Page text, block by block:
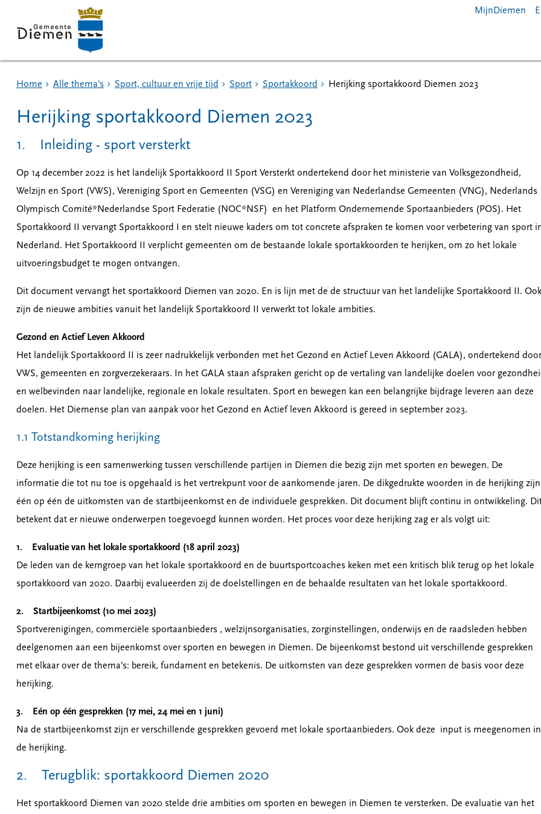
MijnDiemen
Home Alle thema's Sport, cultuur en vrije tijd Sport Sportakkoord Herijking sportakkoord Diemen 2023
Herijking sportakkoord Diemen 2023
1. Inleiding - sport versterkt
Op 14 december 2022 is het landelijk Sportakkoord II Sport Versterkt ondertekend door het ministerie van Volksgezondheid,
Welzijn en Sport (VWS), Vereniging Sport en Gemeenten (VSG) en Vereniging van Nederlandse Gemeenten (VNG), Nederlands
Olympisch Comité*Nederlandse Sport Federatie (NOC*NSF) en het Platform Ondernemende Sportaanbieders (POS). Het
Sportakkoord II vervangt Sportakkoord I en stelt nieuwe kaders om tot concrete afspraken te komen voor verbetering van sport
Nederland. Het Sportakkoord II verplicht gemeenten om de bestaande lokale sportakkoorden te herijken, om zo het lokale
uitvoeringsbudget te mogen ontvangen.
Dit document vervangt het sportakkoord Diemen van 2020. En is lijn met de de structuur van het landelijke Sportakkoord II. Ook
zijn de nieuwe ambities vanuit het landelijk Sportakkoord II verwerkt tot lokale ambities.
Gezond en Actief Leven Akkoord
Het landelijk Sportakkoord II is zeer nadrukkelijk verbonden met het Gezond en Actief Leven Akkoord (GALA), ondertekend door
VWS, gemeenten en zorgverzekeraars. In het GALA staan afspraken gericht op de vertaling van landelijke doelen voor
en welbevinden naar landelijke, regionale en lokale resultaten. Sport en bewegen kan een belangrijke bijdrage leveren aan deze
doelen. Het Diemense plan van aanpak voor het Gezond en Actief leven Akkoord is gereed in september 2023.
1.1 Totstandkoming herijking
Deze herijking is een samenwerking tussen verschillende partijen in Diemen die bezig zijn met sporten en bewegen. De
informatie die tot nu toe is opgehaald is het vertrekpunt voor de aankomende jaren. De dikgedrukte woorden in de herijking zijn
één op één de uitkomsten van de startbijeenkomst en de individuele gesprekken. Dit document blijft continu in ontwikkeling.
betekent dat er nieuwe onderwerpen toegevoegd kunnen worden. Het proces voor deze herijking zag er als volgt uit:
1. Evaluatie van het lokale sportakkoord (18 april 2023)
De leden van de kerngroep van het lokale sportakkoord en de buurtsportcoaches keken met een kritisch blik terug op het lokale
sportakkoord van 2020. Daarbij evalueerden zij de doelstellingen en de behaalde resultaten van het lokale sportakkoord.
2. Startbijeenkomst (10 mei 2023)
Sportverenigingen, commerciële sportaanbieders , welzijnsorganisaties, zorginstellingen, onderwijs en de raadsleden hebben
deelgenomen aan een bijeenkomst over sporten en bewegen in Diemen. De bijeenkomst bestond uit verschillende gesprekken
met elkaar over de thema’s: bereik, fundament en betekenis. De uitkomsten van deze gesprekken vormen de basis voor deze
herijking.
3. Eén op één gesprekken (17 mei, 24 mei en 1 juni)
Na de startbijeenkomst zijn er verschillende gesprekken gevoerd met lokale sportaanbieders. Ook deze input is meegenomen in
de herijking.
2. Terugblik: sportakkoord Diemen 2020
Het sportakkoord Diemen van 2020 stelde drie ambities om sporten en bewegen in Diemen te versterken. De evaluatie van het